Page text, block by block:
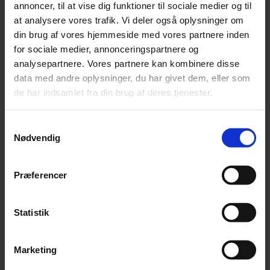
annoncer, til at vise dig funktioner til sociale medier og til
at analysere vores trafik. Vi deler også oplysninger om
din brug af vores hjemmeside med vores partnere inden
for sociale medier, annonceringspartnere og
analysepartnere. Vores partnere kan kombinere disse
data med andre oplysninger, du har givet dem, eller som
de har indsamlet fra din brug af deres tjenester.
Nødvendig
Præferencer
Statistik
Marketing
og interne retningslinjer
Atrådgiveommedarbejdernes rettigheder
til lønoplysninger og korrekt håndtering af
anmodninger
Atbiståvedlønredegørelser ogfælles
lønvurderinger, hvis der konstateres
uforklarlige lønforskelle
bedre mulighed for at handle proaktivt – frem
for reaktivt.
Få hjælp til den praktiske